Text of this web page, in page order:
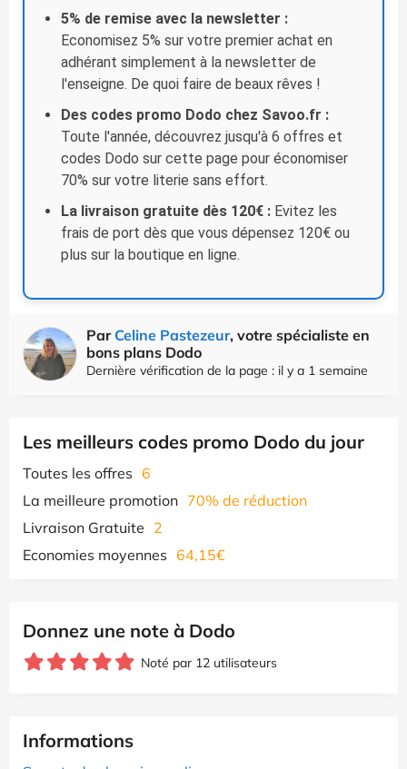
5% de remise avec la newsletter :
Economisez 5% sur votre premier achat en
adhérant simplement à la newsletter de
l'enseigne. De quoi faire de beaux rêves !
Des codes promo Dodo chez Savoo.fr :
Toute l'année, découvrez jusqu'à 6 offres et
codes Dodo sur cette page pour économiser
70% sur votre literie sans effort.
La livraison gratuite dès 120€ : Evitez les
frais de port dès que vous dépensez 120€ ou
plus sur la boutique en ligne.
Par Celine Pastezeur, votre spécialiste en
bons plans Dodo
Dernière vérification de la page : il y a 1 semaine
Les meilleurs codes promo Dodo du jour
Toutes les offres 6
La meilleure promotion 70% de réduction
Livraison Gratuite 2
Economies moyennes 64,15€
Donnez une note à Dodo
Noté par 12 utilisateurs
Informations